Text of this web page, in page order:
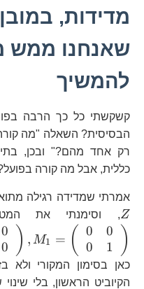
מדידות,
שאנחנו ממש
להמשיך
קשקשתי כל כך הרבה
הבסיסית? השאלה "מה קורה
רק אחד מהם?" ובכן,
כללית, אבל מה קורה
אמרתי שמדידה רגילה
Z, וסימנתי את
0
0
) , M1 = (
0
0
0
1
)
כאן בסימון המקורי
הקיוביט הראשון, בלי